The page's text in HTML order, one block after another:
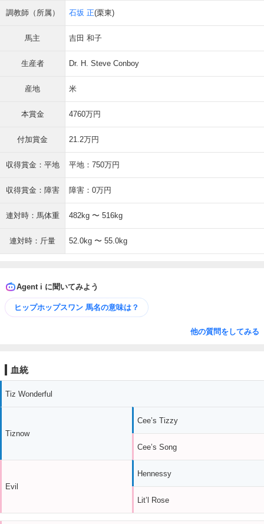
調教師（所属） 石坂 正(栗東)
馬主 吉田 和子
生産者 Dr. H. Steve Conboy
産地 米
本賞金 4760万円
付加賞金 21.2万円
収得賞金：平地 平地：750万円
収得賞金：障害 障害：0万円
連対時：馬体重 482kg 〜 516kg
連対時：斤量 52.0kg 〜 55.0kg
Agent i に聞いてみよう
ヒップホップスワン 馬名の意味は？
他の質問をしてみる
血統
Tiz Wonderful
Tiznow
Evil
Cee’s Tizzy
Cee’s Song
Hennessy
Lit’l Rose